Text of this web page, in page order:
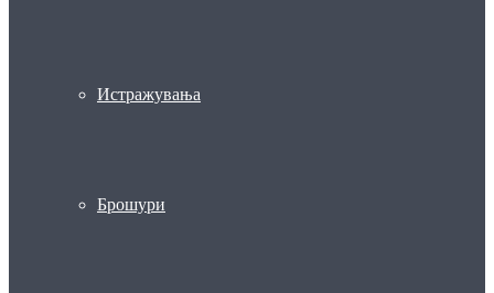
Истражувања
Брошури